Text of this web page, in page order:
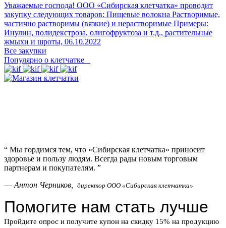
Уважаемые господа! ООО «Сибирская клетчатка» проводит
закупку следующих товаров: Пищевые волокна Растворимые,
частично растворимы (вязкие) и нерастворимые Примеры:
Инулин, полидекстроза, олигофруктоза и т.д., растительные
жмыхи и шроты, 06.10.2022
Все закупки
Популярно о клетчатке
“ Мы гордимся тем, что «Сибирская клетчатка» приносит
здоровье и пользу людям. Всегда рады новым торговым
партнерам и покупателям. ”
— Антон Черников, директор ООО «Сибирская клетчатка»